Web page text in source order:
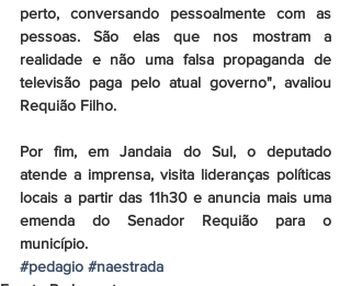
perto, conversando pessoalmente com as
pessoas. São elas que nos mostram a
realidade e não uma falsa propaganda de
televisão paga pelo atual governo", avaliou
Requião Filho.
Por fim, em Jandaia do Sul, o deputado
atende a imprensa, visita lideranças políticas
locais a partir das 11h30 e anuncia mais uma
emenda do Senador Requião para o
município.
#pedagio #naestrada